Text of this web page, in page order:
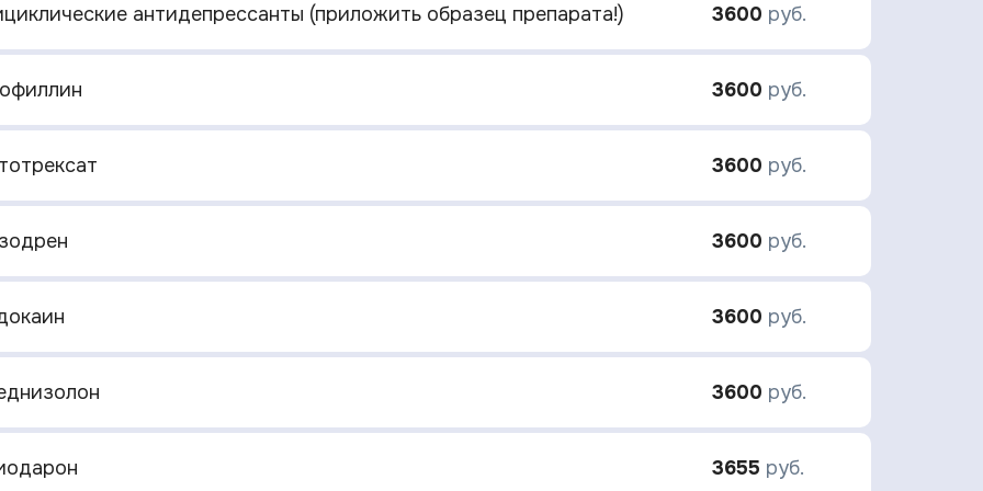
антидепрессанты (приложить образец препарата!) 3600 руб.
3600 руб.
3600 руб.
3600 руб.
3600 руб.
3600 руб.
3655 руб.